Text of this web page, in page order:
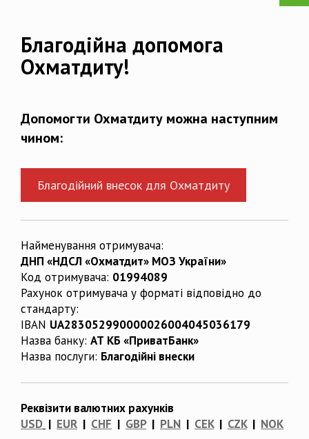
Благодійна допомога
Охматдиту!
Допомогти Охматдиту можна наступним
чином:
Благодійний внесок для Охматдиту
Найменування отримувача:
ДНП «НДСЛ «Охматдит» МОЗ України»
Код отримувача: 01994089
Рахунок отримувача у форматі відповідно до
стандарту:
IBAN UA283052990000026004045036179
Назва банку: АТ КБ «ПриватБанк»
Назва послуги: Благодійні внески
Реквізити валютних рахунків
USD | EUR | CHF | GBP| PLN | CEK| CZK| NOK